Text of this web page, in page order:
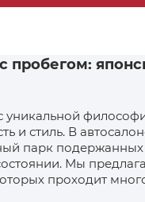
пробегом:
и стиль. В
парк
Мы
проходит